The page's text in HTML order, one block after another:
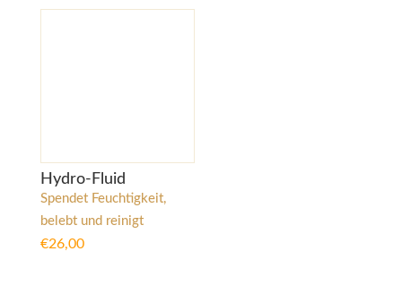
Hydro-Fluid
Spendet Feuchtigkeit,
belebt und reinigt
€26,00